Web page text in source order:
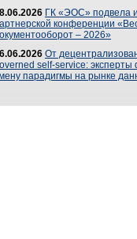
ГК «ЭОС» подвела
конференции
– 2026»
От
self-service: эксперты
парадигмы на рынке